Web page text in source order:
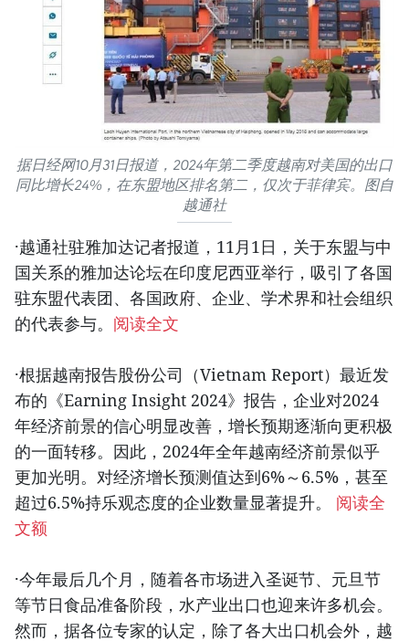
据日经网10月31日报道，2024年第二季度越南对美国的出口
同比增长24%，在东盟地区排名第二，仅次于菲律宾。图自
越通社
·越通社驻雅加达记者报道，11月1日，关于东盟与中
国关系的雅加达论坛在印度尼西亚举行，吸引了各国
驻东盟代表团、各国政府、企业、学术界和社会组织
的代表参与。 阅读全文
·根据越南报告股份公司（Vietnam Report）最近发
布的《Earning Insight 2024》报告，企业对2024
年经济前景的信心明显改善，增长预期逐渐向更积极
的一面转移。因此，2024年全年越南经济前景似乎
更加光明。对经济增长预测值达到6%～6.5%，甚至
超过6.5%持乐观态度的企业数量显著提升。 阅读全
文额
·今年最后几个月，随着各市场进入圣诞节、元旦节
等节日食品准备阶段，水产业出口也迎来许多机会。
然而，据各位专家的认定，除了各大出口机会外，越